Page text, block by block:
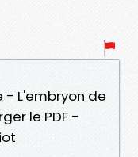
- L'embryon de
le PDF -